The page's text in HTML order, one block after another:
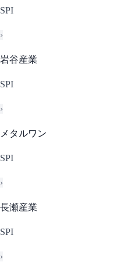
SPI
›
岩谷産業
SPI
›
メタルワン
SPI
›
長瀬産業
SPI
›